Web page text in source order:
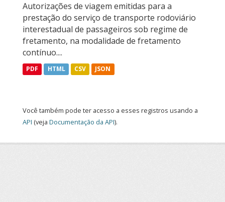
Autorizações de viagem emitidas para a
prestação do serviço de transporte rodoviário
interestadual de passageiros sob regime de
fretamento, na modalidade de fretamento
contínuo....
PDF HTML CSV JSON
Você também pode ter acesso a esses registros usando a
API (veja Documentação da API).